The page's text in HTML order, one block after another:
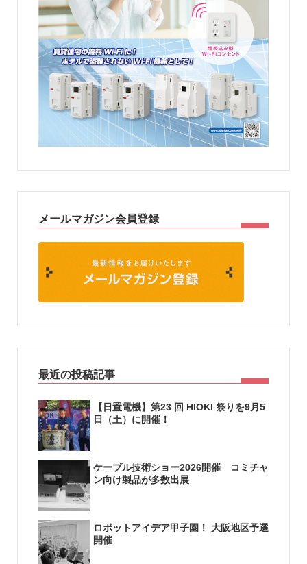
メールマガジン会員登録
最近の投稿記事
【日置電機】第23 回 HIOKI 祭りを9月5
日（土）に開催！
ケーブル技術ショー2026開催 コミチャ
ン向け製品が多数出展
ロボットアイデア甲子園！ 大阪地区予選
開催